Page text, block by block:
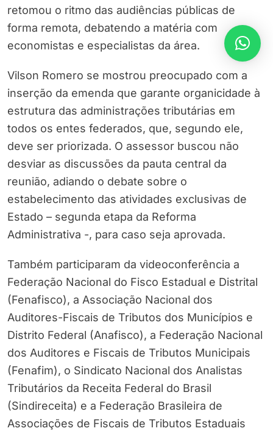
retomou o ritmo das audiências públicas de
forma remota, debatendo a matéria com
economistas e especialistas da área.
Vilson Romero se mostrou preocupado com a
inserção da emenda que garante organicidade à
estrutura das administrações tributárias em
todos os entes federados, que, segundo ele,
deve ser priorizada. O assessor buscou não
desviar as discussões da pauta central da
reunião, adiando o debate sobre o
estabelecimento das atividades exclusivas de
Estado – segunda etapa da Reforma
Administrativa -, para caso seja aprovada.
Também participaram da videoconferência a
Federação Nacional do Fisco Estadual e Distrital
(Fenafisco), a Associação Nacional dos
Auditores-Fiscais de Tributos dos Municípios e
Distrito Federal (Anafisco), a Federação Nacional
dos Auditores e Fiscais de Tributos Municipais
(Fenafim), o Sindicato Nacional dos Analistas
Tributários da Receita Federal do Brasil
(Sindireceita) e a Federação Brasileira de
Associações de Fiscais de Tributos Estaduais